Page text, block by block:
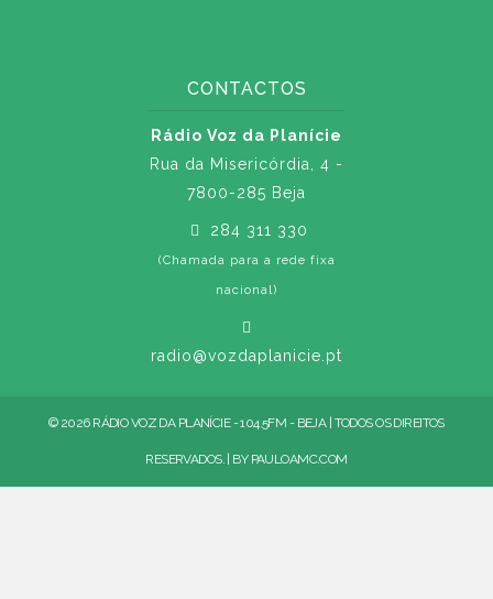
CONTACTOS
Rádio Voz da Planície
Rua da Misericórdia, 4 -
7800-285 Beja
284 311 330
(Chamada para a rede fixa
nacional)
radio@vozdaplanicie.pt
© 2026 RÁDIO VOZ DA PLANÍCIE - 104.5FM - BEJA | TODOS OS DIREITOS
RESERVADOS. | BY PAULOAMC.COM